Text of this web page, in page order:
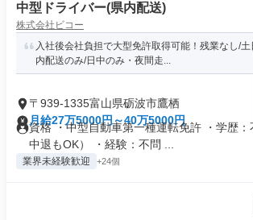
中型ドライバー(県内配送)
株式会社ビコー
入社後会社負担で大型免許取得可能！残業なし/
内配送のみ/日中のみ・夜間走...
〒939-1335富山県砺波市鷹栖
月給27万5000円～40万5000円
資格 ・中型自動車第一種運転免許 ・学歴
中退もOK） ・経験：不問 ...
業界未経験歓迎 +24個